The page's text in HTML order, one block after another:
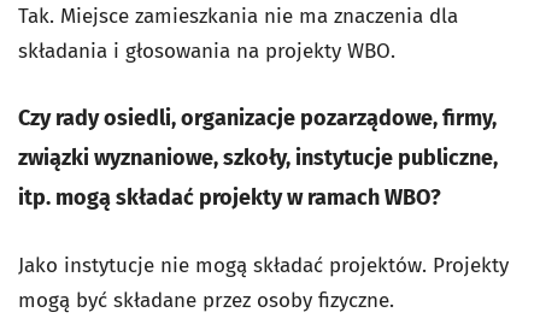
Tak. Miejsce zamieszkania nie ma znaczenia dla
składania i głosowania na projekty WBO.
Czy rady osiedli, organizacje pozarządowe, firmy,
związki wyznaniowe, szkoły, instytucje publiczne,
itp. mogą składać projekty w ramach WBO?
Jako instytucje nie mogą składać projektów. Projekty
mogą być składane przez osoby fizyczne.